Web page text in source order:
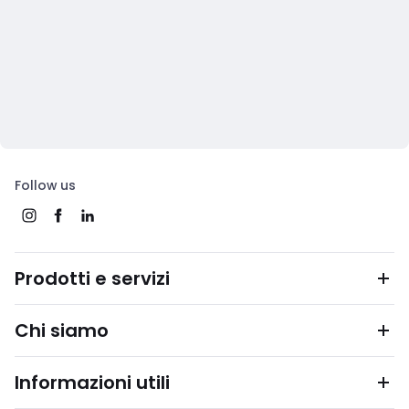
Follow us
Prodotti e servizi
Chi siamo
Informazioni utili